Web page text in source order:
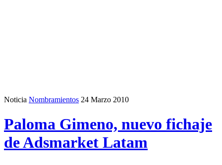
Noticia Nombramientos 24 Marzo 2010
Paloma Gimeno, nuevo fichaje
de Adsmarket Latam